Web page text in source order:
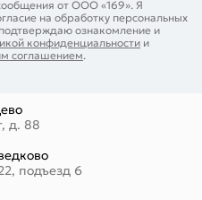
от ООО «169». Я
на обработку персональных
ознакомление и
конфиденциальности и
соглашением.
д. 88
подъезд 6